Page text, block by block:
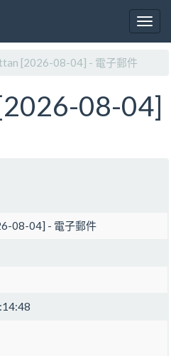
[2026-08-04] - 電子郵件
08-04]
08-04] - 電子郵件